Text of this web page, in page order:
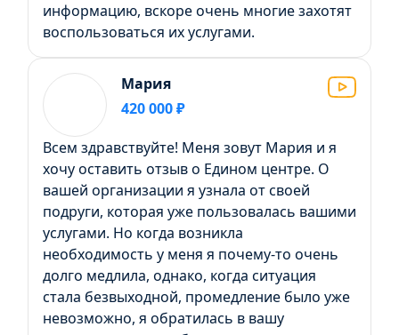
информацию, вскоре очень многие захотят
воспользоваться их услугами.
Мария
420 000 ₽
Всем здравствуйте! Меня зовут Мария и я
хочу оставить отзыв о Едином центре. О
вашей организации я узнала от своей
подруги, которая уже пользовалась вашими
услугами. Но когда возникла
необходимость у меня я почему-то очень
долго медлила, однако, когда ситуация
стала безвыходной, промедление было уже
невозможно, я обратилась в вашу